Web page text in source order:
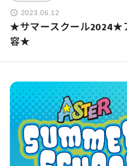
新着情報
コラム・読み物
2023.06.12
★サマースクール2024★
容★